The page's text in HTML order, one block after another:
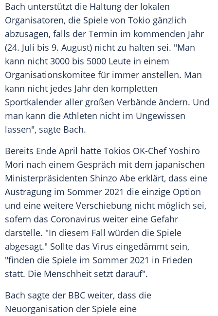
Bach unterstützt die Haltung der lokalen
Organisatoren, die Spiele von Tokio gänzlich
abzusagen, falls der Termin im kommenden Jahr
(24. Juli bis 9. August) nicht zu halten sei. "Man
kann nicht 3000 bis 5000 Leute in einem
Organisationskomitee für immer anstellen. Man
kann nicht jedes Jahr den kompletten
Sportkalender aller großen Verbände ändern. Und
man kann die Athleten nicht im Ungewissen
lassen", sagte Bach.
Bereits Ende April hatte Tokios OK-ChefYoshiro
Mori nach einem Gespräch mit dem japanischen
Ministerpräsidenten Shinzo Abe erklärt, dass eine
Austragung im Sommer 2021 die einzige Option
und eine weitere Verschiebung nicht möglich sei,
sofern das Coronavirus weiter eine Gefahr
darstelle. "In diesem Fall würden die Spiele
abgesagt." Sollte das Virus eingedämmt sein,
"finden die Spiele im Sommer 2021 in Frieden
statt. Die Menschheit setzt darauf".
Bach sagte der BBC weiter, dass die
Neuorganisation der Spiele eine